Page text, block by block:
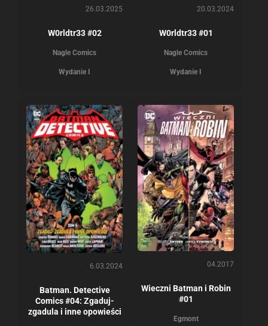
26.03.2025
W0rldtr33 #02
Nagle Comics
Wydanie I
20.03.2024
W0rldtr33 #01
Nagle Comics
Wydanie I
6.03.2024
Batman. Detective
Comics #04: Zgaduj-
zgadula i inne opowieści
04.2017
Wieczni Batman i Robin
#01
Egmont